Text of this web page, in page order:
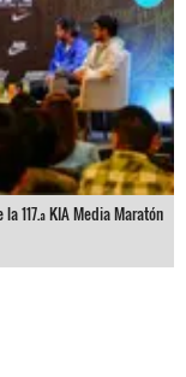
117.ª KIA Media Maratón